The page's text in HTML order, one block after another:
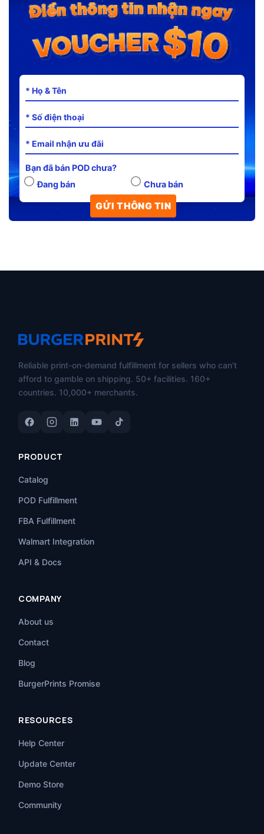
Bạn đã bán POD chưa?
Đang bán
Chưa bán
Reliable print-on-demand fulfillment for sellers who can't
afford to gamble on shipping. 50+ facilities. 160+
countries. 10,000+ merchants.
PRODUCT
Catalog
POD Fulfillment
FBA Fulfillment
Walmart Integration
API & Docs
COMPANY
About us
Contact
Blog
BurgerPrints Promise
RESOURCES
Help Center
Update Center
Demo Store
Community